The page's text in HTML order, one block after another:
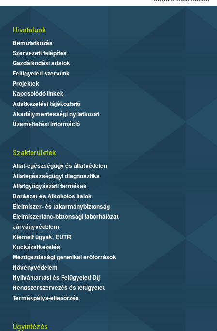
Hivatalunk
Bemutatkozás
Szervezeti felépítés
Gazdálkodási adatok
Felügyeleti szervünk
Projektek
Kapcsolódó linkek
Adatkezelési tájékoztató
Akadálymentességi nyilatkozat
Üzemeltetési információ
Szakterületek
Állat-egészségügy és állatvédelem
Állategészségügyi diagnosztika
Állatgyógyászati termékek
Borászat és Alkoholos Italok
Élelmiszer- és takarmánybiztonság
Élelmiszerlánc-biztonsági laborhálózat
Járványvédelem
Kiemelt ügyek, EUTR
Kockázatkezelés
Mezőgazdasági genetikai erőforrások
Növényvédelem
Nyilvántartási és Felügyeleti Díj
Rendszerszervezés és felügyelet
Termékpálya-ellenőrzés
Ügyintézés